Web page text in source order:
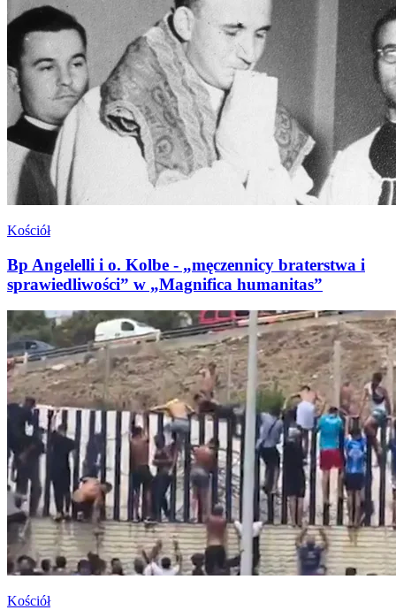
Kościół
Bp Angelelli i o. Kolbe - „męczennicy braterstwa i
sprawiedliwości” w „Magnifica humanitas”
Kościół